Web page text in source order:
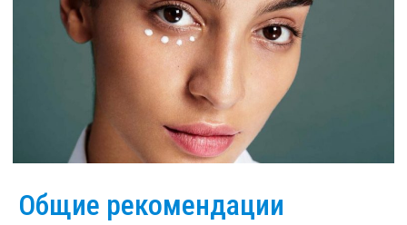
Общие рекомендации